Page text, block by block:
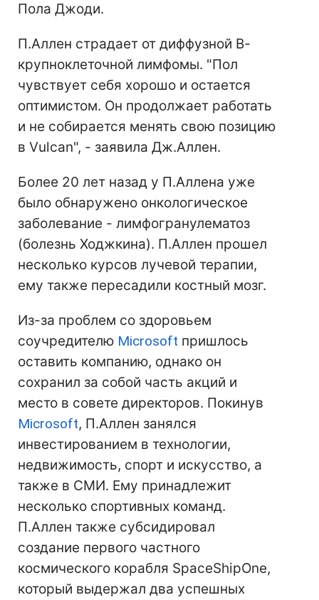
Пола Джоди.
П.Аллен страдает от диффузной В-
крупноклеточной лимфомы. "Пол
чувствует себя хорошо и остается
оптимистом. Он продолжает работать
и не собирается менять свою позицию
в Vulcan", - заявила Дж.Аллен.
Более 20 лет назад у П.Аллена уже
было обнаружено онкологическое
заболевание - лимфогранулематоз
(болезнь Ходжкина). П.Аллен прошел
несколько курсов лучевой терапии,
ему также пересадили костный мозг.
Из-за проблем со здоровьем
соучредителю Microsoft пришлось
оставить компанию, однако он
сохранил за собой часть акций и
место в совете директоров. Покинув
Microsoft, П.Аллен занялся
инвестированием в технологии,
недвижимость, спорт и искусство, а
также в СМИ. Ему принадлежит
несколько спортивных команд.
П.Аллен также субсидировал
создание первого частного
космического корабля SpaceShipOne,
который выдержал два успешных